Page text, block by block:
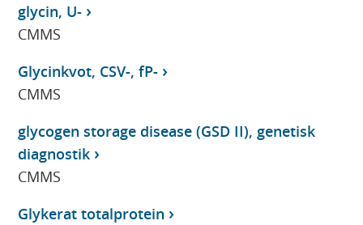
glycin, U-
CMMS
Glycinkvot, CSV-, fP-
CMMS
glycogen storage disease (GSD II), genetisk
diagnostik
CMMS
Glykerat totalprotein